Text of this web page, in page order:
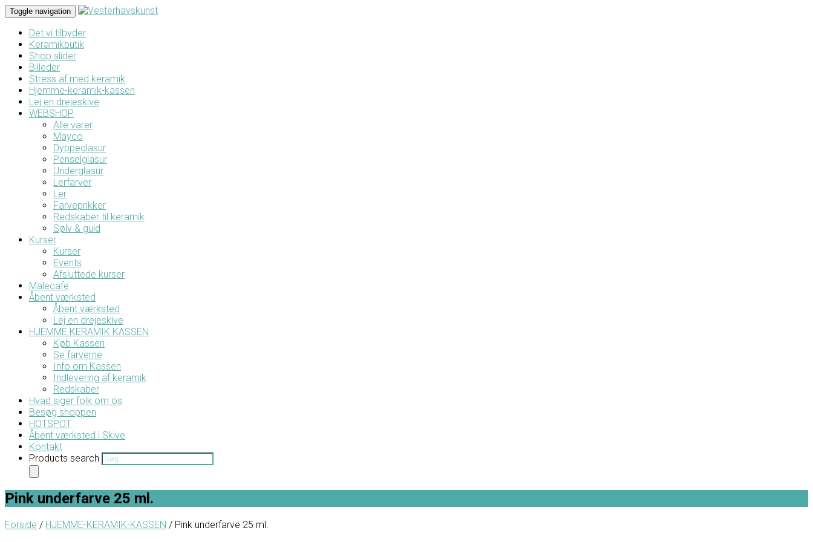
Toggle navigation
Det vi tilbyder
Keramikbutik
Shop slider
Billeder
Stress af med keramik
Hjemme-keramik-kassen
Lej en drejeskive
WEBSHOP
Alle varer
Mayco
Dyppeglasur
Penselglasur
Underglasur
Lerfarver
Ler
Farveprikker
Redskaber til keramik
Sølv & guld
Kurser
Kurser
Events
Afsluttede kurser
Malecafe
Åbent værksted
Åbent værksted
Lej en drejeskive
HJEMME KERAMIK KASSEN
Køb Kassen
Se farverne
Info om Kassen
Indlevering af keramik
Redskaber
Hvad siger folk om os
Besøg shoppen
HOTSPOT
Åbent værksted i Skive
Kontakt
Products search
Pink underfarve 25 ml.
Forside / HJEMME-KERAMIK-KASSEN / Pink underfarve 25 ml.